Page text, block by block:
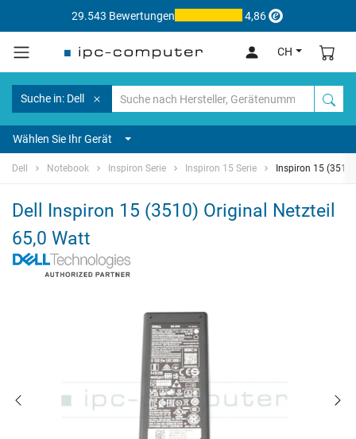
29.543 Bewertungen 4,86
CH
Suche in: Dell
Wählen Sie Ihr Gerät
Dell Notebook Inspiron Serie Inspiron 15 Serie Inspiron 15 (3510)
Dell Inspiron 15 (3510) Original Netzteil
65,0 Watt